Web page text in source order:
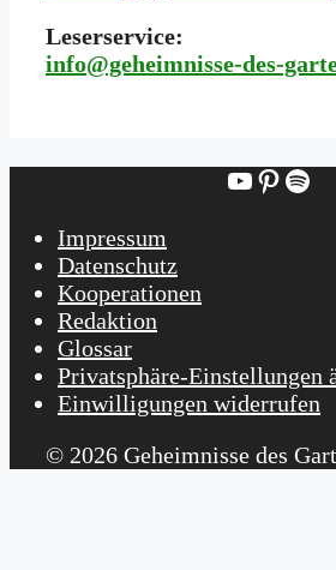
Leserservice:
info@geheimnisse-des-
YouTube
Impressum
Datenschutz
Kooperationen
Redaktion
Glossar
Privatsphäre-Einstellungen
Einwilligungen widerrufen
© 2026 Geheimnisse des